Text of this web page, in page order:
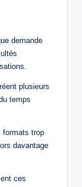
demande
plusieurs
temps
formats trop
davantage
ces